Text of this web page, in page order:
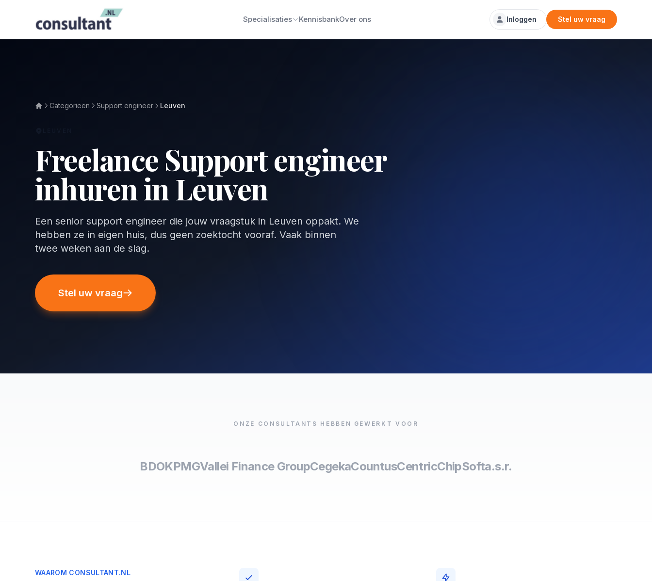
Specialisaties KennisbankOver ons Inloggen Stel uw vraag
Categorieën Support engineer Leuven
Freelance Support engineer
inhuren in Leuven
Een senior support engineer die jouw vraagstuk in Leuven oppakt. We
hebben ze in eigen huis, dus geen zoektocht vooraf. Vaak binnen
twee weken aan de slag.
Stel uw vraag
ONZE CONSULTANTS HEBBEN GEWERKT VOOR
BDOKPMGVallei Finance GroupCegekaCountusCentricChipSofta.s.r.
WAAROM CONSULTANT.NL